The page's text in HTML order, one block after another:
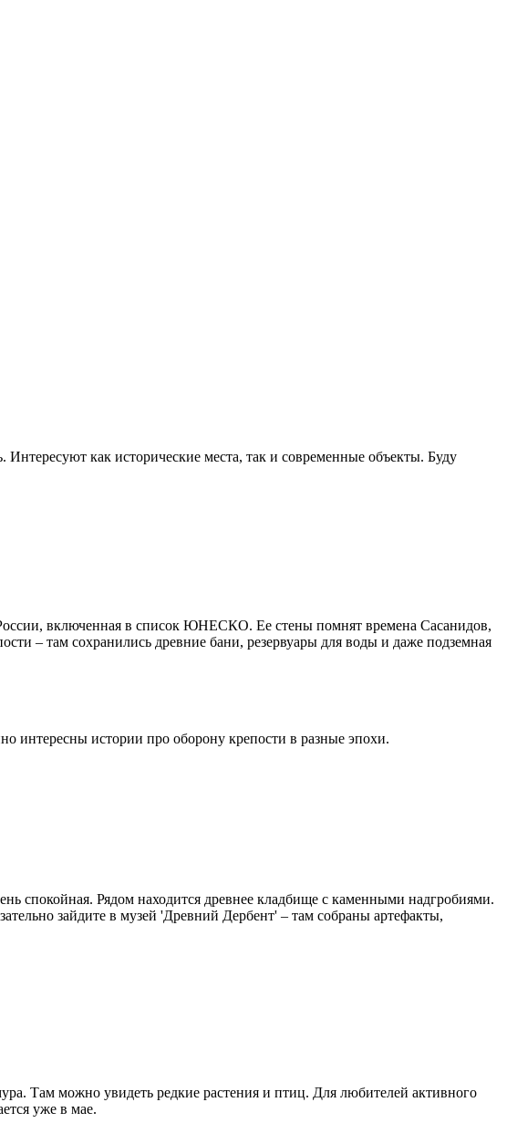
как исторические места, так и современные объекты. Буду
включенная в список ЮНЕСКО. Ее стены помнят времена Сасанидов,
– там сохранились древние бани, резервуары для воды и даже подземная
интересны истории про оборону крепости в разные эпохи.
спокойная. Рядом находится древнее кладбище с каменными надгробиями.
зайдите в музей 'Древний Дербент' – там собраны артефакты,
Там можно увидеть редкие растения и птиц. Для любителей активного
уже в мае.